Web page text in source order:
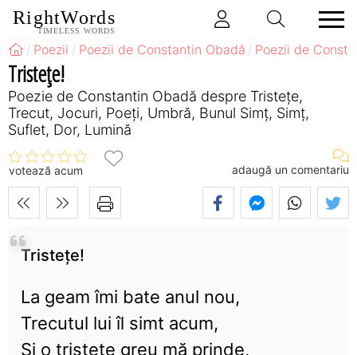
RightWords
TIMELESS WORDS
Poezii Poezii de Constantin Obadă Poezii de
Tristețe!
Poezie de Constantin Obadă despre Tristețe,
Trecut, Jocuri, Poeți, Umbră, Bunul Simț, Simț,
Suflet, Dor, Lumină
votează acum adaugă un comentariu
Tristețe!
La geam îmi bate anul nou,
Trecutul lui îl simt acum,
Și o tristețe greu mă prinde,